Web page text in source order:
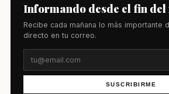
Informando desde el fin del
Recibe cada mañana lo más importante
directo en tu correo.
SUSCRIBIRME